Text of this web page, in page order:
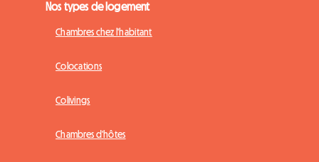
Nos types de logement
Chambres chez l'habitant
Colocations
Colivings
Chambres d'hôtes